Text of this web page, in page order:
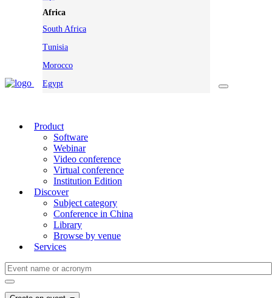
Africa
South Africa
Tunisia
Morocco
Egypt
Product
Software
Webinar
Video conference
Virtual conference
Institution Edition
Discover
Subject category
Conference in China
Library
Browse by venue
Services